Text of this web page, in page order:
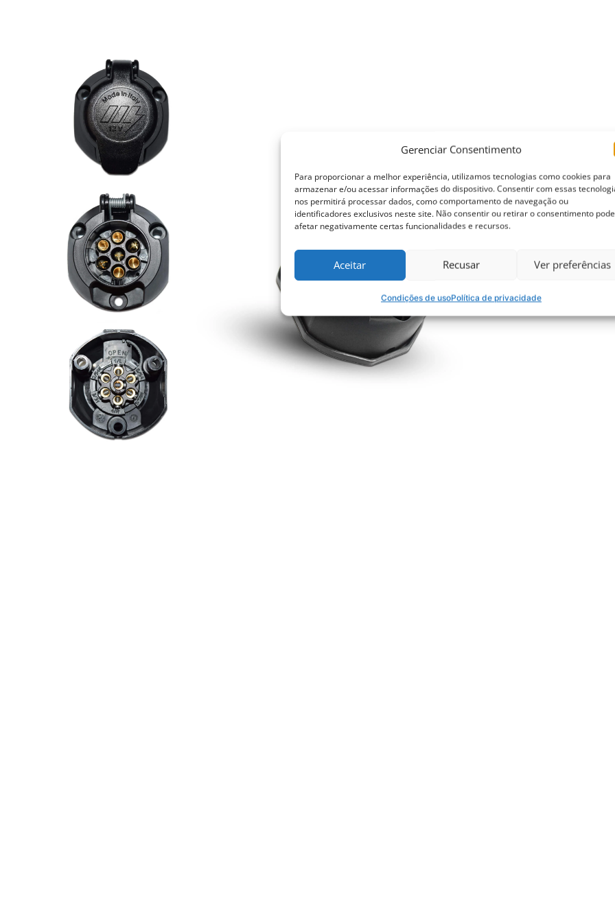
Gerenciar Consentimento
Para proporcionar a melhor experiência, utilizamos tecnologias como cookies para
armazenar e/ou acessar informações do dispositivo. Consentir com essas
nos permitirá processar dados, como comportamento de navegação ou
identificadores exclusivos neste site. Não consentir ou retirar o consentimento pode
afetar negativamente certas funcionalidades e recursos.
Aceitar Recusar Ver preferências
Condições de usoPolítica de privacidade